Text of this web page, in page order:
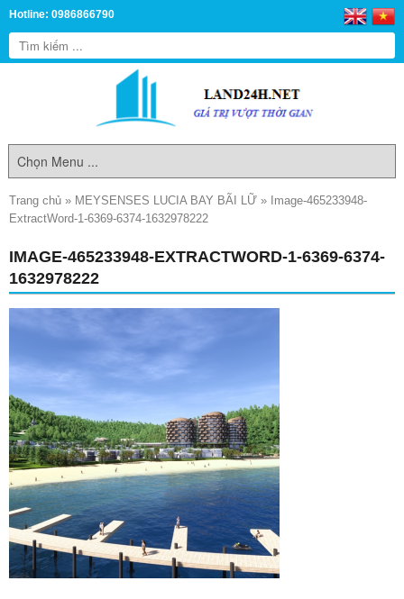
Hotline: 0986866790
Trang chủ » MEYSENSES LUCIA BAY BÃI LỮ » Image-465233948-
ExtractWord-1-6369-6374-1632978222
IMAGE-465233948-EXTRACTWORD-1-6369-6374-
1632978222